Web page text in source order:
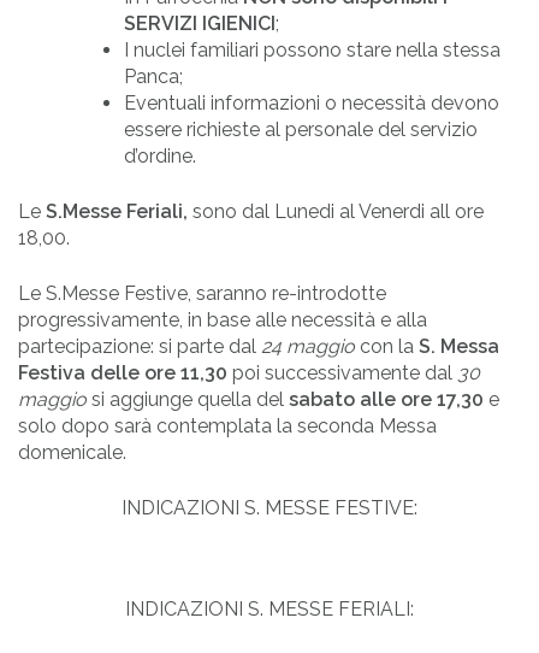
SERVIZI IGIENICI;
I nuclei familiari possono stare nella stessa
Panca;
Eventuali informazioni o necessità devono
essere richieste al personale del servizio
d’ordine.
Le S.Messe Feriali, sono dal Lunedi al Venerdi all ore
18,00.
Le S.Messe Festive, saranno re-introdotte
progressivamente, in base alle necessità e alla
partecipazione: si parte dal 24 maggio con la S. Messa
Festiva delle ore 11,30 poi successivamente dal 30
maggio si aggiunge quella del sabato alle ore 17,30 e
solo dopo sarà contemplata la seconda Messa
domenicale.
INDICAZIONI S. MESSE FESTIVE:
INDICAZIONI S. MESSE FERIALI: